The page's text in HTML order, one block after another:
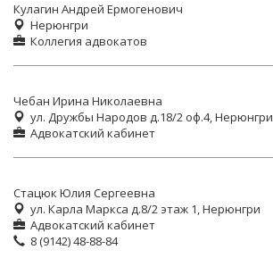
Кулагин Андрей Ермогенович
Нерюнгри
Коллегия адвокатов
Чебан Ирина Николаевна
ул. Дружбы Народов д.18/2 оф.4, Нерюнгри
Адвокатский кабинет
Стацюк Юлия Сергеевна
ул. Карла Маркса д.8/2 этаж 1, Нерюнгри
Адвокатский кабинет
8 (9142) 48-88-84